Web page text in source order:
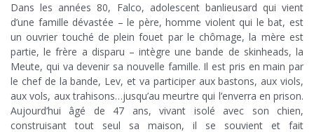
Dans les années 80, Falco, adolescent banlieusard qui vient
d’une famille dévastée – le père, homme violent qui le bat, est
un ouvrier touché de plein fouet par le chômage, la mère est
partie, le frère a disparu – intègre une bande de skinheads, la
Meute, qui va devenir sa nouvelle famille. Il est pris en main par
le chef de la bande, Lev, et va participer aux bastons, aux viols,
aux vols, aux trahisons…jusqu’au meurtre qui l’enverra en prison.
Aujourd’hui âgé de 47 ans, vivant isolé avec son chien,
construisant tout seul sa maison, il se souvient et fait